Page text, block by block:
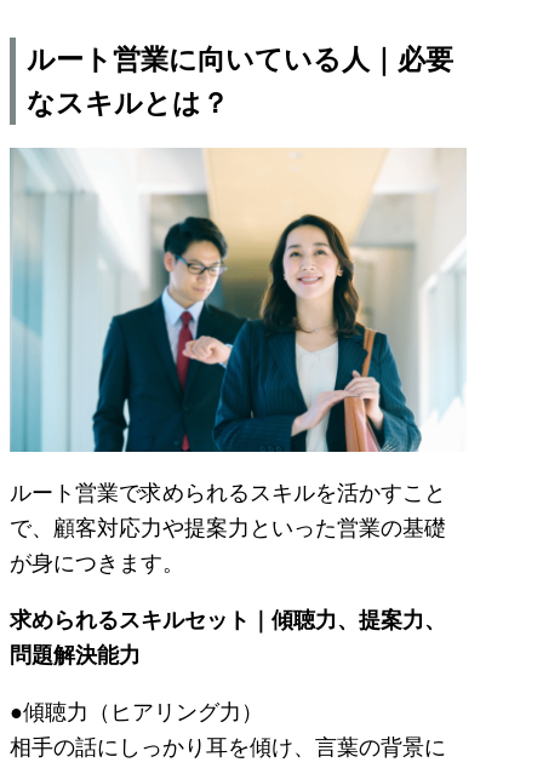
ルート営業に向いている人｜必要
なスキルとは？
ルート営業で求められるスキルを活かすこと
で、顧客対応力や提案力といった営業の基礎
が身につきます。
求められるスキルセット｜傾聴力、提案力、
問題解決能力
●傾聴力（ヒアリング力）
相手の話にしっかり耳を傾け、言葉の背景に